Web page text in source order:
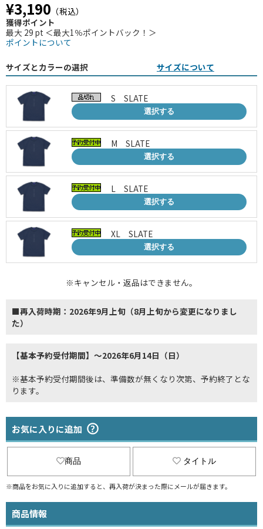
¥3,190 （税込）
獲得ポイント
最大 29 pt ＜最大1％ポイントバック！＞
ポイントについて
サイズとカラーの選択 サイズについて
S SLATE
選択する
M SLATE
選択する
L SLATE
選択する
XL SLATE
選択する
※キャンセル・返品はできません。
■再入荷時期：2026年9月上旬（8月上旬から変更になりまし
た）
【基本予約受付期間】～2026年6月14日（日）
※基本予約受付期間後は、準備数が無くなり次第、予約終了とな
ります。
お気に入りに追加
商品 タイトル
※商品をお気に入りに追加すると、再入荷が決まった際にメールが届きます。
商品情報